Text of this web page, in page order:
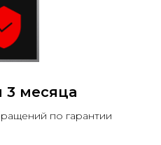
3 месяца
по гарантии